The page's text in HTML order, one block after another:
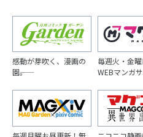
感動が芽吹く、漫画の
園――。
毎週火・金曜
WEBマンガ